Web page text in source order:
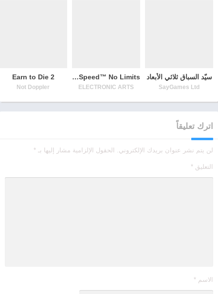
سيّد السباق ثلاثي الأبعاد
SayGames Ltd
Need for Speed™ No Limits
ELECTRONIC ARTS
Earn to Die 2
Not Doppler
اترك تعليقاً
لن يتم نشر عنوان بريدك الإلكتروني. الحقول الإلزامية مشار إليها بـ *
التعليق *
الاسم *